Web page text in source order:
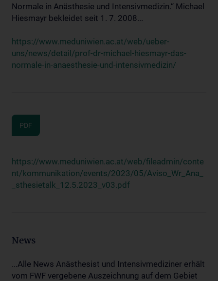
Normale in Anästhesie und Intensivmedizin.“ Michael
Hiesmayr bekleidet seit 1. 7. 2008...
https://www.meduniwien.ac.at/web/ueber-
uns/news/detail/prof-dr-michael-hiesmayr-das-
normale-in-anaesthesie-und-intensivmedizin/
PDF
https://www.meduniwien.ac.at/web/fileadmin/conte
nt/kommunikation/events/2023/05/Aviso_Wr_Ana_
_sthesietalk_12.5.2023_v03.pdf
News
...Alle News Anästhesist und Intensivmediziner erhält
vom FWF vergebene Auszeichnung auf dem Gebiet